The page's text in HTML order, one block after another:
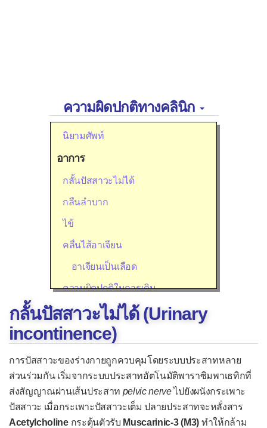
ความผิดปกติทางคลินิก
นิยามศัพท์
อาการ
กลั้นปัสสาวะไม่ได้
กลืนลำบาก
ไข้
คลื่นไส้อาเจียน
อาเจียนเป็นเลือด
ความผิดปกติในการเดิน
เดินทรงตัวลำบากในคนแก่
เดินไม่ปกติในเด็ก
เจ็บขณะมีเพศสัมพันธ์
เจ็บคอ
กลั้นปัสสาวะไม่ได้ (Urinary
incontinence)
การปัสสาวะของร่างกายถูกควบคุมโดยระบบประสาทหลาย
ส่วนร่วมกัน เริ่มจากระบบประสาทอัตโนมัติพาราซิมพาเธทิกที่
ส่งสัญญาณผ่านเส้นประสาท pelvic nerveไปยังผนังกระเพาะ
ปัสสาวะ เมื่อกระเพาะปัสสาวะเต็ม ปลายประสาทจะหลั่งสาร
Acetylcholineกระตุ้นตัวรับ Muscarinic-3 (M3)ทำให้กล้าม